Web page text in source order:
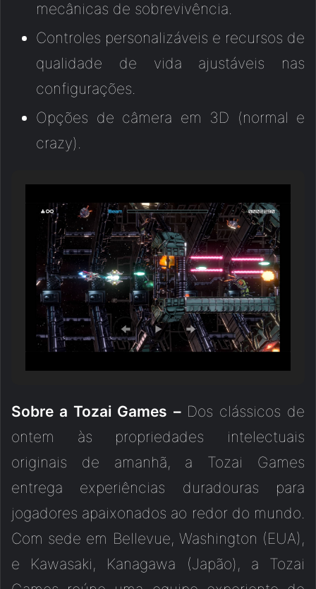
mecânicas de sobrevivência.
Controles personalizáveis e recursos de
qualidade de vida ajustáveis nas
configurações.
Opções de câmera em 3D (normal e
crazy).
Sobre a Tozai Games – Dos clássicos de
ontem às propriedades intelectuais
originais de amanhã, a Tozai Games
entrega experiências duradouras para
jogadores apaixonados ao redor do mundo.
Com sede em Bellevue, Washington (EUA),
e Kawasaki, Kanagawa (Japão), a Tozai